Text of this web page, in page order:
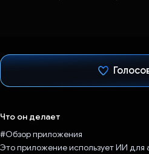
Что он делает
#Обзор приложения
Это приложение использует ИИ для